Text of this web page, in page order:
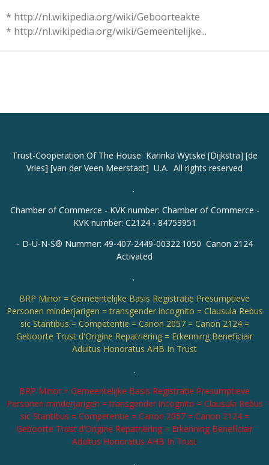
* http://nl.wikipedia.org/wiki/Geboorteakte
* http://nl.wikipedia.org/wiki/Gemeentelijke...
Trust-Cooperation Of The House Karinka Wytske [Dijkstra] [de
Vries] [van der Veen Meerstadt] U.A. All rights reserved
.
Chamber of Commerce - KVK number: Chamber of Commerce -
KVK number: C2124 - 84753951
- D-U-N-S® Nummer: 49-407-2449-00322.1050 Canon 2124
Activated
.
BRP Minor = Gemeentelijke Basis Registratie Presumptieve
Personen minderjarigen = transgender incognito = Clausula Rebus
sic Stantibus = Competentie = Canon 2057 = Canon 2124 =
Geboorte Trust d'Origine Repatriëring = Erkenning Beneficiair
Adultus Honoratus AHB In Trust
.
BRP Minor = Gemeentelijke Basis Registratie Presumptieve
Personen minderjarigen = transgender incognito = Clausula Rebus
sic Stantibus = Competentie = Canon 2057 = Canon 2124 =
Geboorte Trust d'Origine Repatriëring = Erkenning Beneficiair
Adultus Honoratus AHB In Trust
.